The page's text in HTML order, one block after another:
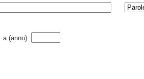
a (anno):